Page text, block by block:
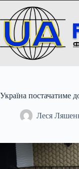
вмісту
Україна постачатиме
Леся